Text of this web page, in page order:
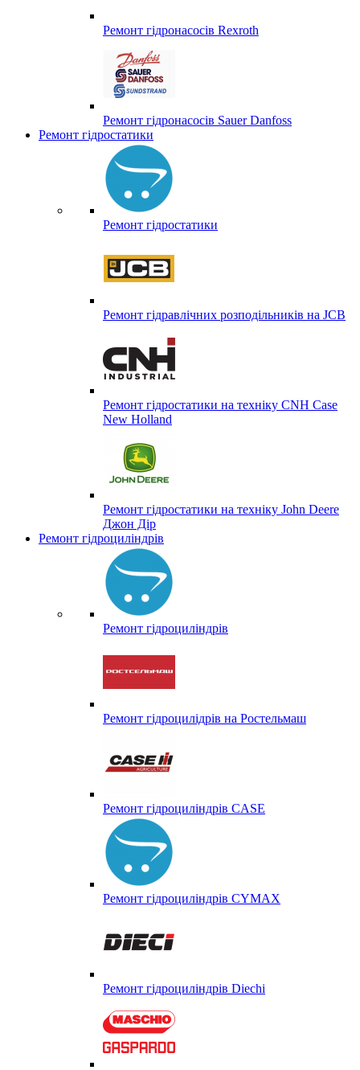
Ремонт гідронасосів Rexroth
Ремонт гідронасосів Sauer Danfoss
Ремонт гідростатики
Ремонт гідростатики
Ремонт гідравлічних розподільників на JCB
Ремонт гідростатики на техніку CNH Case
New Holland
Ремонт гідростатики на техніку John Deere
Джон Дір
Ремонт гідроциліндрів
Ремонт гідроциліндрів
Ремонт гідроцилідрів на Ростельмаш
Ремонт гідроциліндрів CASE
Ремонт гідроциліндрів CYMAX
Ремонт гідроциліндрів Diechi